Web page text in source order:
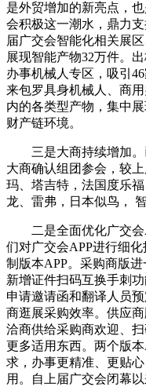
是外贸增加的新亮点，
会积极这一潮水，鼎力
届广交会智能化相关展
展现智能产物32万件。
办事机械人专区，吸引
来包罗具身机械人、商
内的各类型产物，集中
财产链环境。
三是大商持续增加。
大商确认组团参会，较
玛、塔吉特，法国度乐
龙、雷弗，日本似鸟，
二是全面优化广交会
们对广交会APP进行细
制版本APP。采购商版
新增证件扫码互换手刺
申请邀请函和翻译人员
商逛展采购效率。供应
洽商供给采购商欢迎、
更多适用东西。两个版
求，办事更精准、更贴
用。自上届广交会闭幕